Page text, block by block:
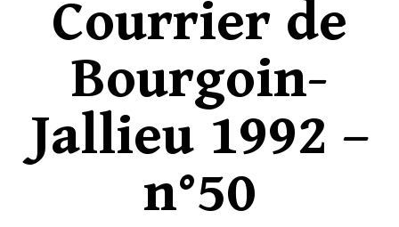
Courrier de
Bourgoin-
Jallieu 1992 –
n°50